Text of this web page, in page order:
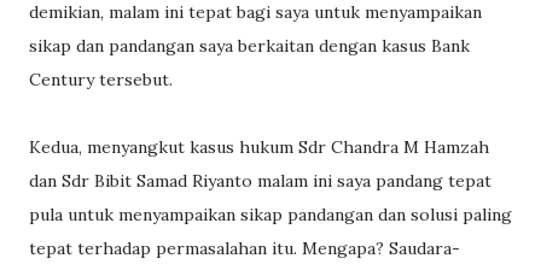
demikian, malam ini tepat bagi saya untuk menyampaikan
sikap dan pandangan saya berkaitan dengan kasus Bank
Century tersebut.
Kedua, menyangkut kasus hukum Sdr Chandra M Hamzah
dan Sdr Bibit Samad Riyanto malam ini saya pandang tepat
pula untuk menyampaikan sikap pandangan dan solusi paling
tepat terhadap permasalahan itu. Mengapa? Saudara-